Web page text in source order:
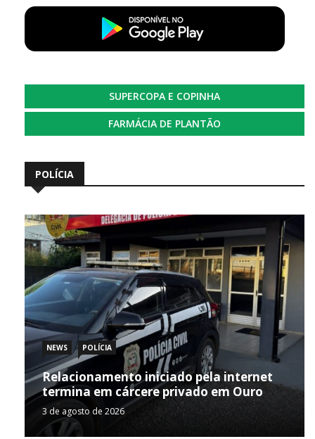
SUPERCOPA E COPINHA
FARMÁCIA DE PLANTÃO
POLÍCIA
NEWS POLÍCIA
Relacionamento iniciado pela internet
termina em cárcere privado em Ouro
3 de agosto de 2026